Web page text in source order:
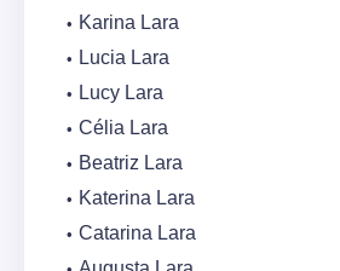
Karina Lara
Lucia Lara
Lucy Lara
Célia Lara
Beatriz Lara
Katerina Lara
Catarina Lara